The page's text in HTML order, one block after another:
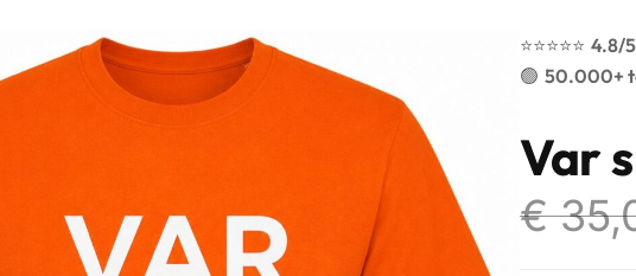
⭐️⭐️⭐️⭐️⭐️ 4.8/
🟢 50.000+
Var
€